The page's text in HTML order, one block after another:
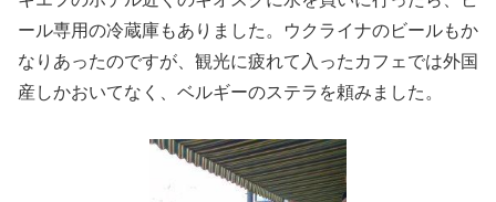
ール専用の冷蔵庫もありました。ウクライナのビールもか
なりあったのですが、観光に疲れて入ったカフェでは外国
産しかおいてなく、ベルギーのステラを頼みました。